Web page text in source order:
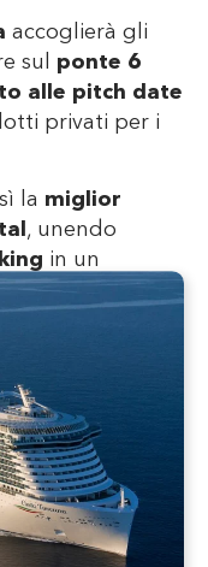
accoglierà gli
sul ponte 6
alle pitch date
privati per i
la miglior
, unendo
in un